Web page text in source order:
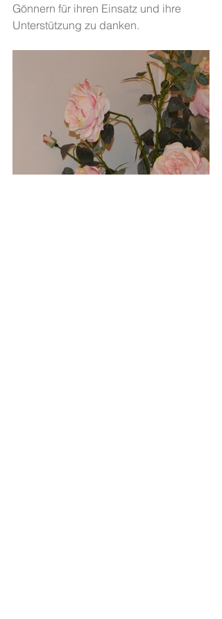
Gönnern für ihren Einsatz und ihre
Unterstützung zu danken.